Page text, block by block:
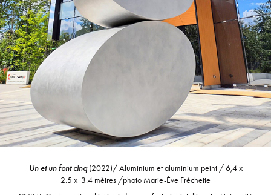
Un et un font cinq(2022)/ Aluminium et aluminium peint / 6,4 x
2.5 x 3.4 mètres /photo Marie-Ève Fréchette